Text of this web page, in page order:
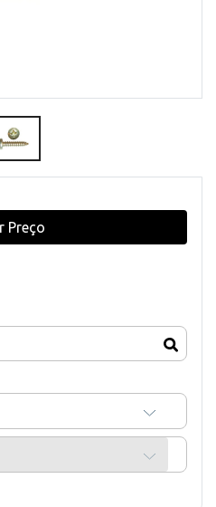
Preço